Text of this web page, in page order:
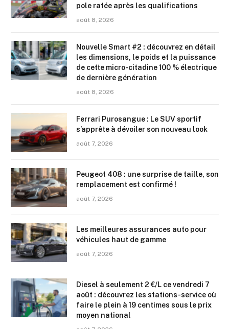
pole ratée après les qualifications
août 8, 2026
Nouvelle Smart #2 : découvrez en détail
les dimensions, le poids et la puissance
de cette micro-citadine 100 % électrique
de dernière génération
août 8, 2026
Ferrari Purosangue : Le SUV sportif
s’apprête à dévoiler son nouveau look
août 7, 2026
Peugeot 408 : une surprise de taille, son
remplacement est confirmé !
août 7, 2026
Les meilleures assurances auto pour
véhicules haut de gamme
août 7, 2026
Diesel à seulement 2 €/L ce vendredi 7
août : découvrez les stations-service où
faire le plein à 19 centimes sous le prix
moyen national